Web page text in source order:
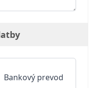
Bankový prevod